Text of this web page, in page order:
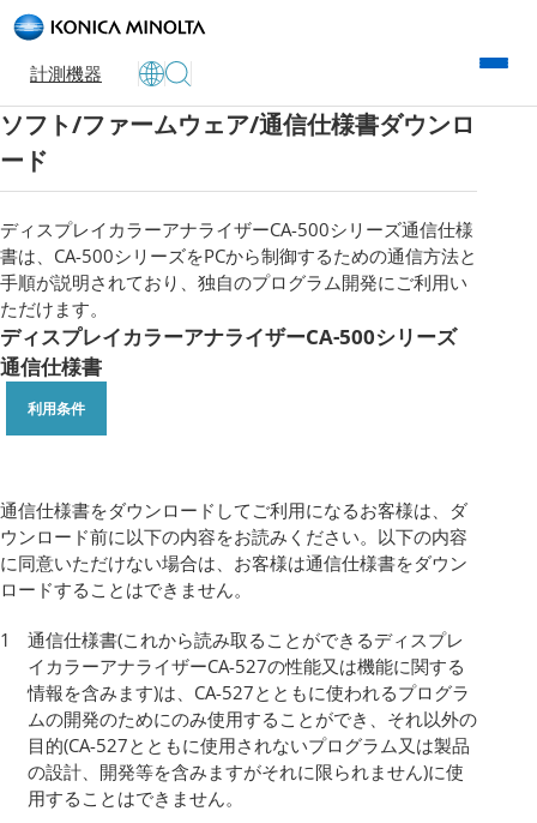
計測機器
ソフト/ファームウェア/通信仕様書ダウンロ
ード
ディスプレイカラーアナライザーCA-500シリーズ通信仕様
書は、CA-500シリーズをPCから制御するための通信方法と
手順が説明されており、独自のプログラム開発にご利用い
ただけます。
ディスプレイカラーアナライザーCA-500シリーズ
通信仕様書
利用条件
通信仕様書をダウンロードしてご利用になるお客様は、ダ
ウンロード前に以下の内容をお読みください。以下の内容
に同意いただけない場合は、お客様は通信仕様書をダウン
ロードすることはできません。
通信仕様書(これから読み取ることができるディスプレ
イカラーアナライザーCA-527の性能又は機能に関する
情報を含みます)は、CA-527とともに使われるプログラ
ムの開発のためにのみ使用することができ、それ以外の
目的(CA-527とともに使用されないプログラム又は製品
の設計、開発等を含みますがそれに限られません)に使
用することはできません。